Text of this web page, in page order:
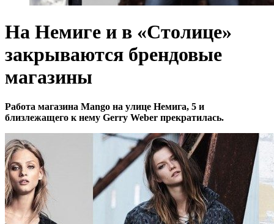
На Немиге и в «Столице»
закрываются брендовые
магазины
Работа магазина Mango на улице Немига, 5 и
близлежащего к нему Gerry Weber прекратилась.